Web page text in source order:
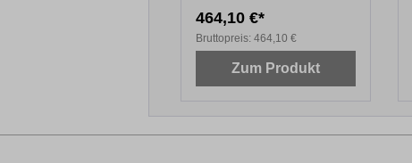
464,10 €*
Bruttopreis: 464,10 €
Zum Produkt